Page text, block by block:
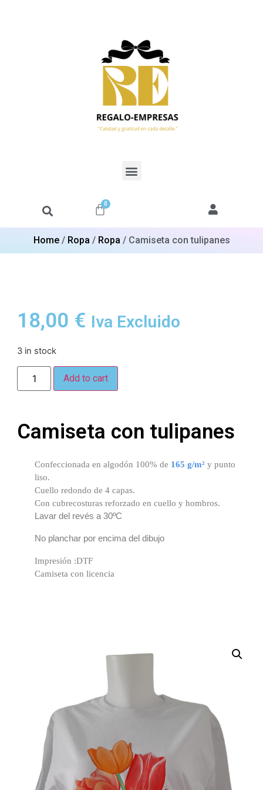
0
Home/ Ropa / Ropa / Camiseta con tulipanes
18,00 € Iva Excluido
3 in stock
Add to cart
Camiseta con tulipanes
Confeccionada en algodón 100% de 165 g/m² y punto
liso.
Cuello redondo de 4 capas.
Con cubrecosturas reforzado en cuello y hombros.
Lavar del revés a 30ºC
No planchar por encima del dibujo
Impresión :DTF
Camiseta con licencia